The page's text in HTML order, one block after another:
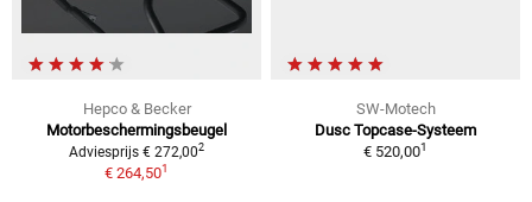
Hepco & Becker
Motorbeschermingsbeugel
Adviesprijs € 272,002
€ 264,501
SW-Motech
Dusc Topcase-Systeem
€ 520,001